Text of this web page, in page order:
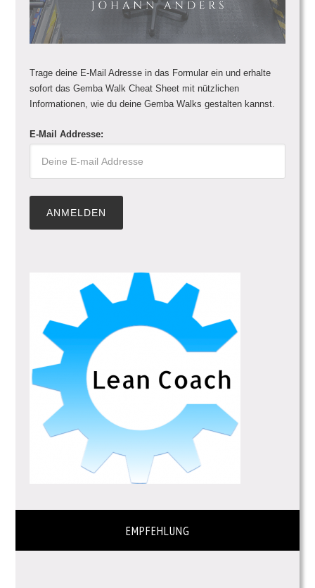
Trage deine E-Mail Adresse in das Formular ein und erhalte
sofort das Gemba Walk Cheat Sheet mit nützlichen
Informationen, wie du deine Gemba Walks gestalten kannst.
E-Mail Addresse:
EMPFEHLUNG